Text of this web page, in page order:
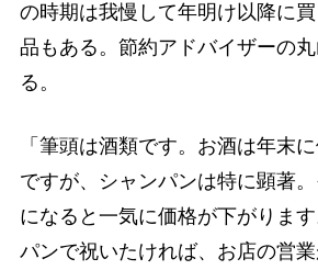
の時期は我慢して年明け以降に
品もある。節約アドバイザーの
る。
「筆頭は酒類です。お酒は年末
ですが、シャンパンは特に顕著
になると一気に価格が下がりま
パンで祝いたければ、お店の営